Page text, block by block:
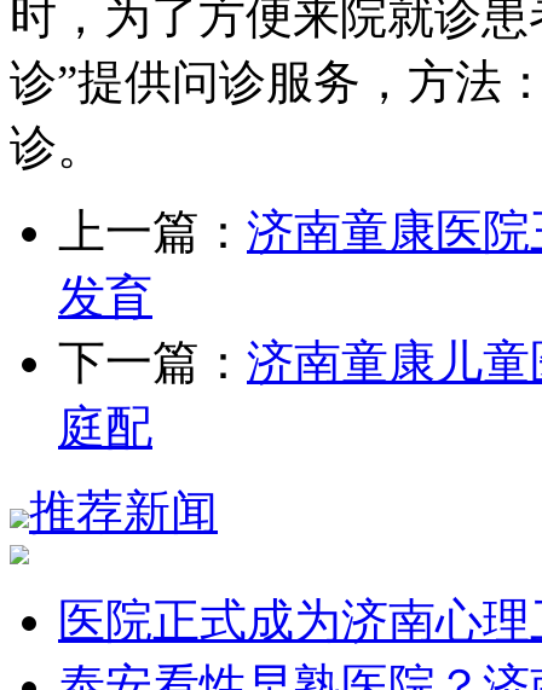
时，为了方便来院就诊
诊”提供问诊服务，方法
诊。
上一篇： 济南童康医
发育
下一篇： 济南童康儿
庭配
推荐新闻
医院正式成为济南心